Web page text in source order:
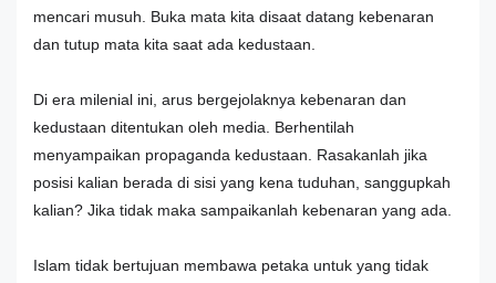
mencari musuh. Buka mata kita disaat datang kebenaran
dan tutup mata kita saat ada kedustaan.
Di era milenial ini, arus bergejolaknya kebenaran dan
kedustaan ditentukan oleh media. Berhentilah
menyampaikan propaganda kedustaan. Rasakanlah jika
posisi kalian berada di sisi yang kena tuduhan, sanggupkah
kalian? Jika tidak maka sampaikanlah kebenaran yang ada.
Islam tidak bertujuan membawa petaka untuk yang tidak